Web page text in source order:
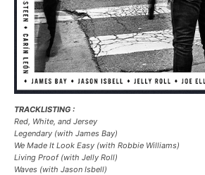
TRACKLISTING :
Red, White, and Jersey
Legendary (with James Bay)
We Made It Look Easy (with Robbie Williams)
Living Proof (with Jelly Roll)
Waves (with Jason Isbell)